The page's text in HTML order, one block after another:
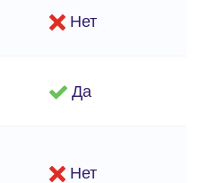
Нет
Да
Нет